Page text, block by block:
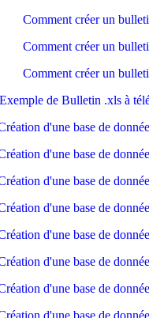
Comment créer un
Comment créer un
Comment créer un
Exemple de Bulletin .xls à
d'une base de
d'une base de
d'une base de
d'une base de
d'une base de
d'une base de
d'une base de
d'une base de